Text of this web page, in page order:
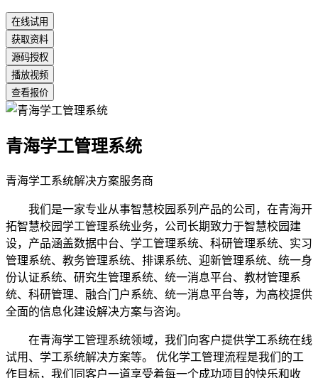
在线试用
获取资料
源码授权
播放视频
查看报价
青海学工管理系统
青海学工系统解决方案服务商
我们是一家专业从事智慧校园系列产品的公司，在青海开
拓智慧校园学工管理系统业务，公司长期致力于智慧校园建
设，产品涵盖数据中台、学工管理系统、科研管理系统、实习
管理系统、教务管理系统、排课系统、迎新管理系统、统一身
份认证系统、研究生管理系统、统一消息平台、教材管理系
统、科研管理、融合门户系统、统一消息平台等，为高校提供
全面的信息化建设解决方案与咨询。
在青海学工管理系统领域，我们向客户提供学工系统在线
试用、学工系统解决方案等。 优化学工管理流程是我们的工
作目标，我们同客户一道享受着每一个成功项目的快乐和收